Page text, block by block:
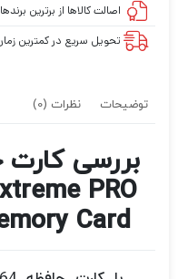
اصالت کالاها از برترین برندها
تحویل سریع در کمترین
توضیحات نظرات (0)
بررسی
PRO
Card